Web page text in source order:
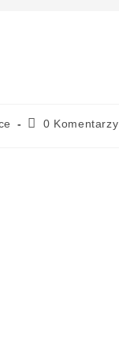
0 Komentarzy